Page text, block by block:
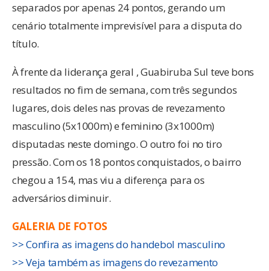
separados por apenas 24 pontos, gerando um
cenário totalmente imprevisível para a disputa do
título.
À frente da liderança geral , Guabiruba Sul teve bons
resultados no fim de semana, com três segundos
lugares, dois deles nas provas de revezamento
masculino (5x1000m) e feminino (3x1000m)
disputadas neste domingo. O outro foi no tiro
pressão. Com os 18 pontos conquistados, o bairro
chegou a 154, mas viu a diferença para os
adversários diminuir.
GALERIA DE FOTOS
>> Confira as imagens do handebol masculino
>> Veja também as imagens do revezamento